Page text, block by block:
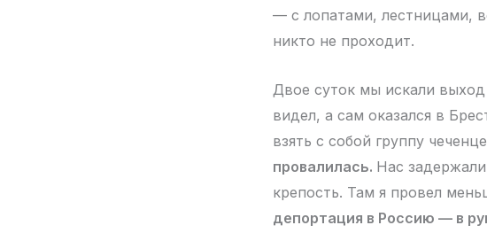
— с лопатами, лестницами,
никто не проходит.
Двое суток мы искали
видел, а сам оказался в
взять с собой группу
провалилась. Нас
крепость. Там я провел
депортация в Россию — в